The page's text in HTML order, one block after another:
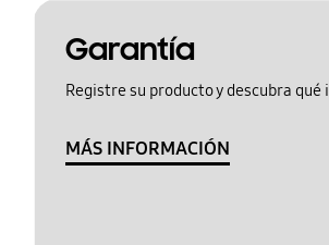
Garantía
Registre su producto y descubra qué
MÁS INFORMACIÓN